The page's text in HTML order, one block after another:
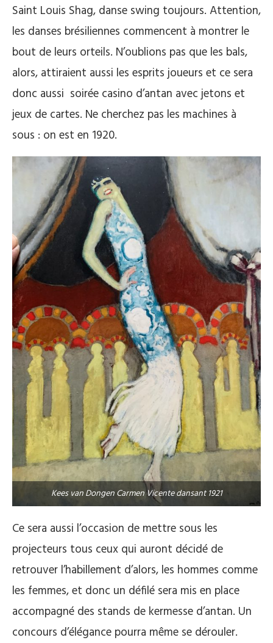
Saint Louis Shag, danse swing toujours. Attention,
les danses brésiliennes commencent à montrer le
bout de leurs orteils. N’oublions pas que les bals,
alors, attiraient aussi les esprits joueurs et ce sera
donc aussi soirée casino d’antan avec jetons et
jeux de cartes. Ne cherchez pas les machines à
sous : on est en 1920.
Kees van Dongen Carmen Vicente dansant 1921
Ce sera aussi l’occasion de mettre sous les
projecteurs tous ceux qui auront décidé de
retrouver l’habillement d’alors, les hommes comme
les femmes, et donc un défilé sera mis en place
accompagné des stands de kermesse d’antan. Un
concours d’élégance pourra même se dérouler.